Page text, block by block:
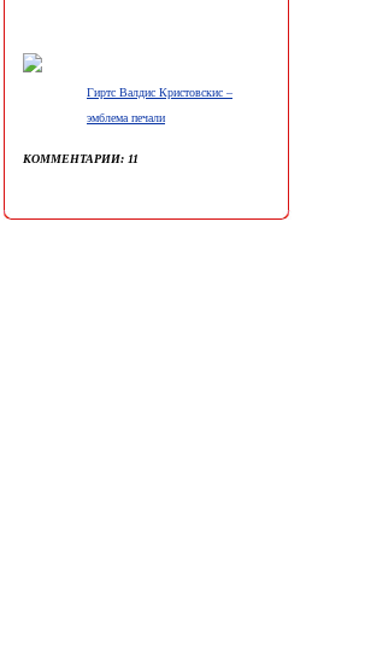
Гиртс Валдис Кристовскис –
эмблема печали
КОММЕНТАРИИ: 11